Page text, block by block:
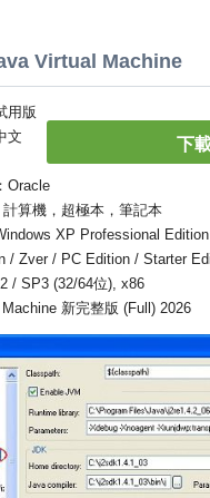
Virtual Machine
下
用版
文
Oracle
算機，超極本，筆記本
XP Professional
/ Zver / PC Edition / Starter
/ SP3 (32/64位), x86
新完整版 (Full) 2026